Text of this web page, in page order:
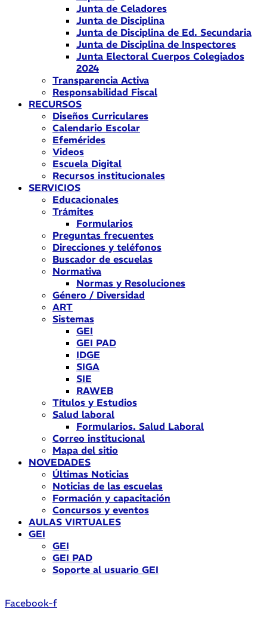
Junta de Celadores
Junta de Disciplina
Junta de Disciplina de Ed. Secundaria
Junta de Disciplina de Inspectores
Junta Electoral Cuerpos Colegiados
2024
Transparencia Activa
Responsabilidad Fiscal
RECURSOS
Diseños Curriculares
Calendario Escolar
Efemérides
Videos
Escuela Digital
Recursos institucionales
SERVICIOS
Educacionales
Trámites
Formularios
Preguntas frecuentes
Direcciones y teléfonos
Buscador de escuelas
Normativa
Normas y Resoluciones
Género / Diversidad
ART
Sistemas
GEI
GEI PAD
IDGE
SIGA
SIE
RAWEB
Títulos y Estudios
Salud laboral
Formularios. Salud Laboral
Correo institucional
Mapa del sitio
NOVEDADES
Últimas Noticias
Noticias de las escuelas
Formación y capacitación
Concursos y eventos
AULAS VIRTUALES
GEI
GEI
GEI PAD
Soporte al usuario GEI
Facebook-f